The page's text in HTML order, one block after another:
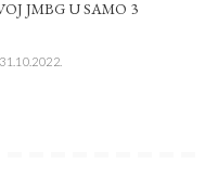
JMBG U SAMO 3